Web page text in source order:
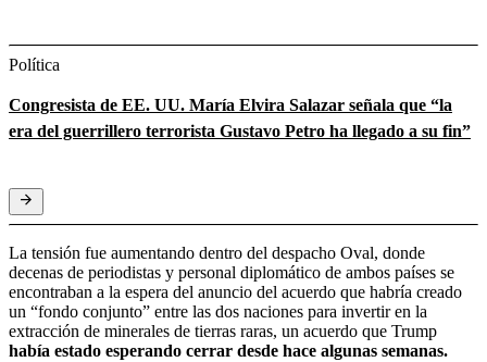
Política
Congresista de EE. UU. María Elvira Salazar señala que “la
era del guerrillero terrorista Gustavo Petro ha llegado a su fin”
La tensión fue aumentando dentro del despacho Oval, donde
decenas de periodistas y personal diplomático de ambos países se
encontraban a la espera del anuncio del acuerdo que habría creado
un “fondo conjunto” entre las dos naciones para invertir en la
extracción de minerales de tierras raras, un acuerdo que Trump
había estado esperando cerrar desde hace algunas semanas.